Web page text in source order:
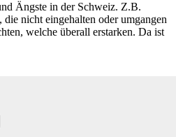
Ängste in der Schweiz. Z.B.
nicht eingehalten oder umgangen
welche überall erstarken. Da ist